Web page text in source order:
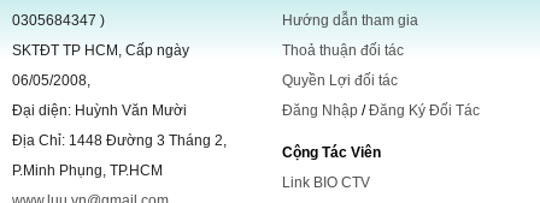
0305684347 )
SKTĐT TP HCM, Cấp ngày
06/05/2008,
Đại diện: Huỳnh Văn Mười
Địa Chỉ: 1448 Đường 3 Tháng 2,
P.Minh Phụng, TP.HCM
Hướng dẫn tham gia
Thoả thuận đối tác
Quyền Lợi đối tác
Đăng Nhập /Đăng Ký Đối Tác
Cộng Tác Viên
Link BIO CTV